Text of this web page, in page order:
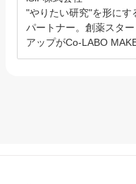
"やりたい研究"を形にす
パートナー。創薬スター
アップがCo-LABO
を選んだ理由。